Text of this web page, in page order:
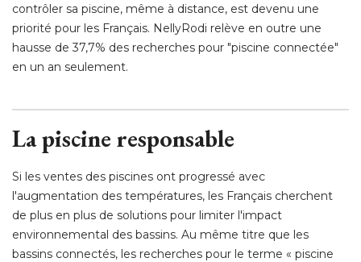
contrôler sa piscine, même à distance, est devenu une
priorité pour les Français. NellyRodi relève en outre une
hausse de 37,7% des recherches pour "piscine connectée"
en un an seulement.
La piscine responsable
Si les ventes des piscines ont progressé avec
l'augmentation des températures, les Français cherchent
de plus en plus de solutions pour limiter l'impact
environnemental des bassins. Au même titre que les
bassins connectés, les recherches pour le terme « piscine